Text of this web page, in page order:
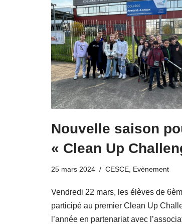
Nouvelle saison
« Clean Up
25 mars 2024 CESCE Evènement
Vendredi 22 mars, les élèves de
participé au premier Clean Up
l’année en partenariat avec